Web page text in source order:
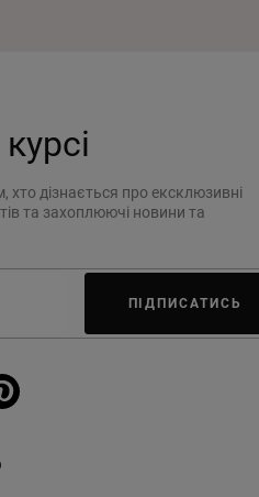
хто дізнається про ексклюзивні
та захоплюючі новини та
ПІДПИСАТИСЬ